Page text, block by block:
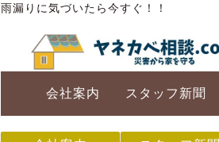
雨漏りに気づいたら今すぐ！！
会社案内 スタッフ新聞